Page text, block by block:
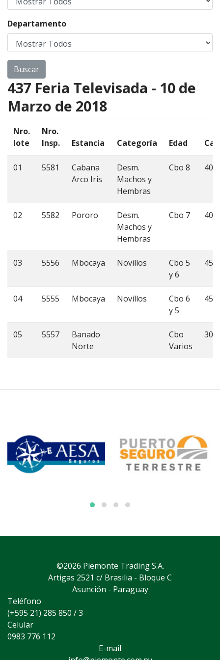
Departamento
437 Feria Televisada - 10 de
Marzo de 2018
Nro.
lote
Nro.
Insp.
Estancia Categoría Edad
01 5581
Cabana
Arco Iris
Desm.
Machos y
Hembras
Cbo 8 40
02 5582 Pororo
Desm.
Machos y
Hembras
Cbo 7 40
03 5556 Mbocaya Novillos
Cbo 5
y 6
45
04 5555 Mbocaya Novillos
Cbo 6
y 5
45
05 5557
Banado
Norte
Cbo
Varios
30
©2026 Piemonte Trading S.A.
Artigas 2521 c/ Brasilia - Bloque C
Asunción - Paraguay
Teléfono
(+595 21) 285 850 / 3
Celular
0983 776 112
E-mail